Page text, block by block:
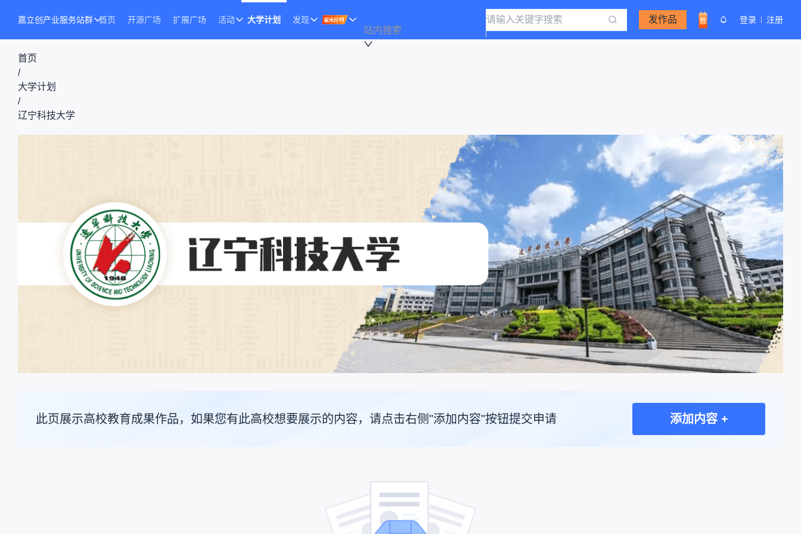
嘉立创产业服务站群 首页 开源广场 扩展广场 活动 大学计划 发现
站内搜索
发作品 登录 注册
首页
/
大学计划
/
辽宁科技大学
此页展示高校教育成果作品，如果您有此高校想要展示的内容，请点击右侧"添加内容"按钮提交申请 添加内容 +